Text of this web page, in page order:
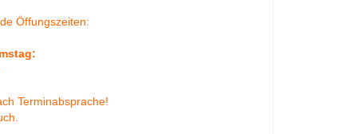
Öffungszeiten:
Terminabsprache!